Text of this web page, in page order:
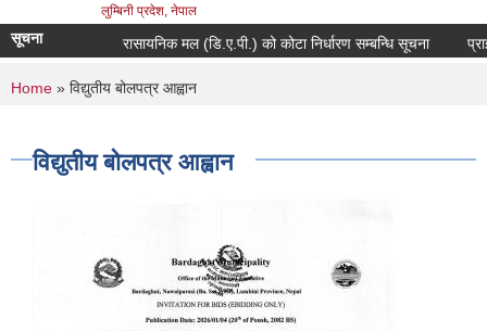
लुम्बिनी प्रदेश, नेपाल
सूचना रासायनिक मल (डि.ए.पी.) को कोटा निर्धारण सम्बन्धि सूचना
You are here
Home » विद्युतीय बोलपत्र आह्वान
विद्युतीय बोलपत्र आह्वान